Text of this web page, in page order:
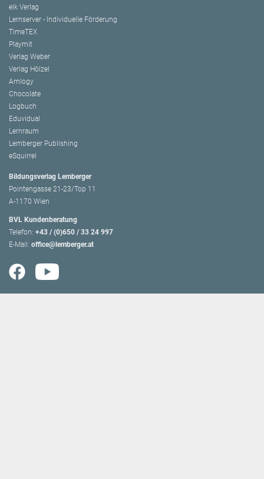
elk Verlag
Lernserver - Individuelle Förderung
TimeTEX
Playmit
Verlag Weber
Verlag Hölzel
Amlogy
Chocolate
Logbuch
Eduvidual
Lernraum
Lemberger Publishing
eSquirrel
Bildungsverlag Lemberger
Pointengasse 21-23/Top 11
A-1170 Wien
BVL Kundenberatung
Telefon: +43 / (0)650 / 33 24 997
E-Mail: office@lemberger.at